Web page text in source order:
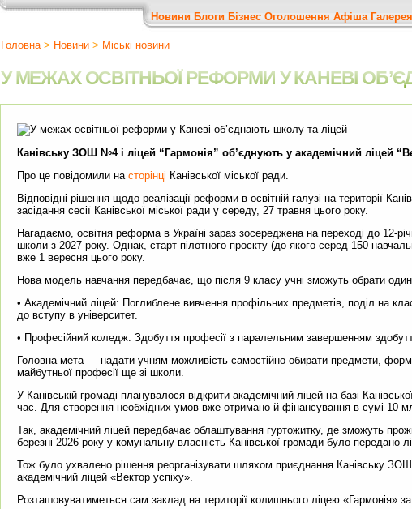
Новини Блоги Бізнес Оголошення Афіша Галерея
Головна> Новини > Міські новини
У МЕЖАХ ОСВІТНЬОЇ РЕФОРМИ У КАНЕВІ
Канівську ЗОШ №4 і ліцей “Гармонія” об’єднують у академічний ліцей
Про це повідомили на сторінці Канівської міської ради.
Відповідні рішення щодо реалізації реформи в освітній галузі на території
засідання сесії Канівської міської ради у середу, 27 травня цього року.
Нагадаємо, освітня реформа в Україні зараз зосереджена на переході до 12-
школи з 2027 року. Однак, старт пілотного проєкту (до якого серед 150
вже 1 вересня цього року.
Нова модель навчання передбачає, що після 9 класу учні зможуть обрати один
• Академічний ліцей: Поглиблене вивчення профільних предметів, поділ на
до вступу в університет.
• Професійний коледж: Здобуття професії з паралельним завершенням
Головна мета — надати учням можливість самостійно обирати предмети,
майбутньої професії ще зі школи.
У Канівській громаді планувалося відкрити академічний ліцей на базі
час. Для створення необхідних умов вже отримано й фінансування в сумі 10
Так, академічний ліцей передбачає облаштування гуртожитку, де зможуть
березні 2026 року у комунальну власність Канівської громади було передано
Тож було ухвалено рішення реорганізувати шляхом приєднання Канівську ЗОШ
академічний ліцей «Вектор успіху».
Розташовуватиметься сам заклад на території колишнього ліцею «Гармонія»